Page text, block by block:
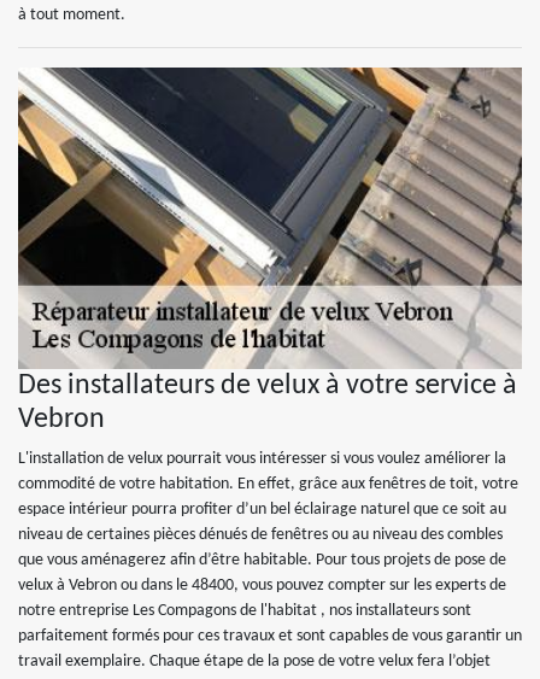
à tout moment.
Des installateurs de velux à votre service à
Vebron
L'installation de velux pourrait vous intéresser si vous voulez améliorer la
commodité de votre habitation. En effet, grâce aux fenêtres de toit, votre
espace intérieur pourra profiter d’un bel éclairage naturel que ce soit au
niveau de certaines pièces dénués de fenêtres ou au niveau des combles
que vous aménagerez afin d’être habitable. Pour tous projets de pose de
velux à Vebron ou dans le 48400, vous pouvez compter sur les experts de
notre entreprise Les Compagons de l'habitat , nos installateurs sont
parfaitement formés pour ces travaux et sont capables de vous garantir un
travail exemplaire. Chaque étape de la pose de votre velux fera l’objet